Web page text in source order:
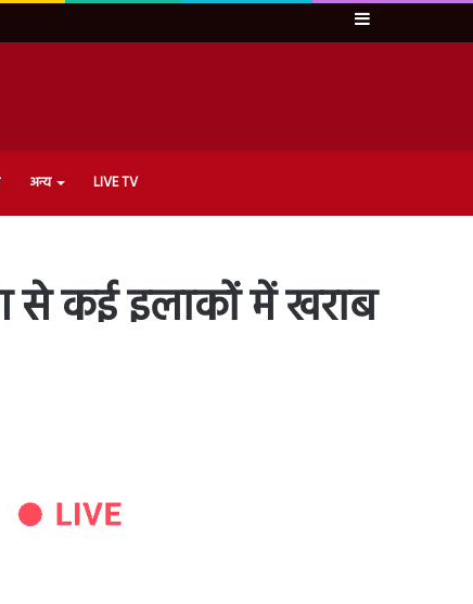
Sidebar
अन्य LIVE TV
से कई इलाकों में खराब